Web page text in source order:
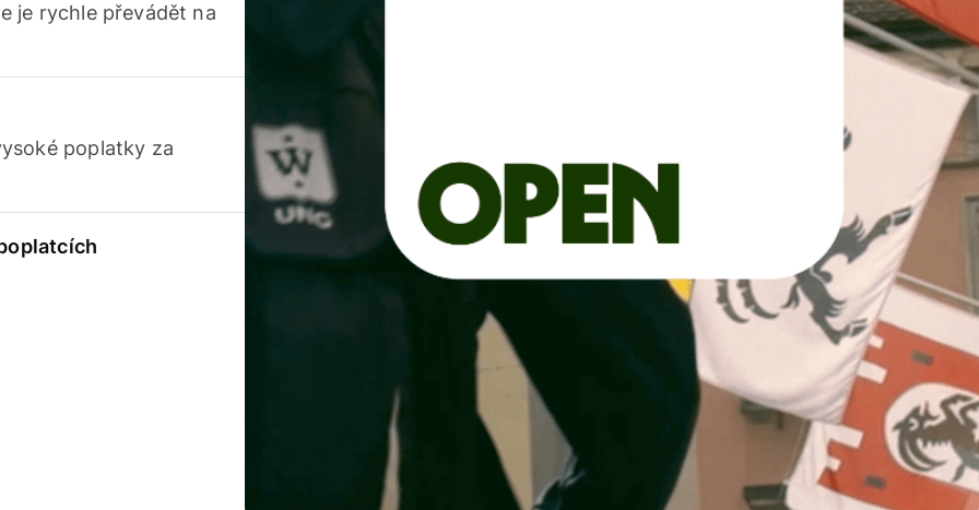
je rychle převádět na
poplatky za